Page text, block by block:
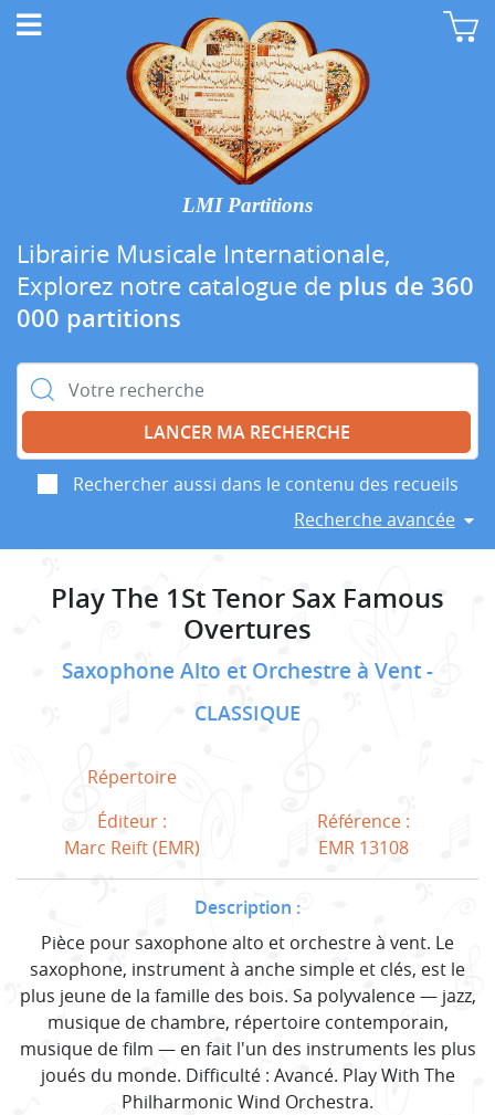
LMI Partitions
Librairie Musicale Internationale,
Explorez notre catalogue de plus de 360
000 partitions
Rechercher :
Rechercher aussi dans le contenu des recueils
Recherche avancée
Play The 1St Tenor Sax Famous
Overtures
Saxophone Alto et Orchestre à Vent
CLASSIQUE
Répertoire
Éditeur :
Marc Reift (EMR)
Référence :
EMR 13108
Description :
Pièce pour saxophone alto et orchestre à vent. Le
saxophone, instrument à anche simple et clés, est le
plus jeune de la famille des bois. Sa polyvalence — jazz,
musique de chambre, répertoire contemporain,
musique de film — en fait l'un des instruments les plus
joués du monde. Difficulté : Avancé. Play With The
Philharmonic Wind Orchestra.